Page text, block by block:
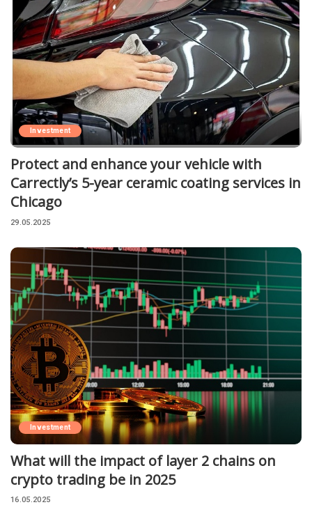
Investment
Protect and enhance your vehicle with
Carrectly’s 5-year ceramic coating services in
Chicago
29.05.2025
Investment
What will the impact of layer 2 chains on
crypto trading be in 2025
16.05.2025